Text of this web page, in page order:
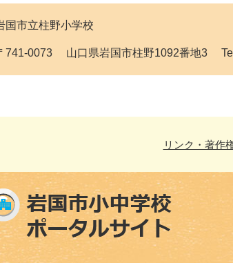
国市立柱野小学校
741-0073 山口県岩国市柱野1092番地3
リンク・著作